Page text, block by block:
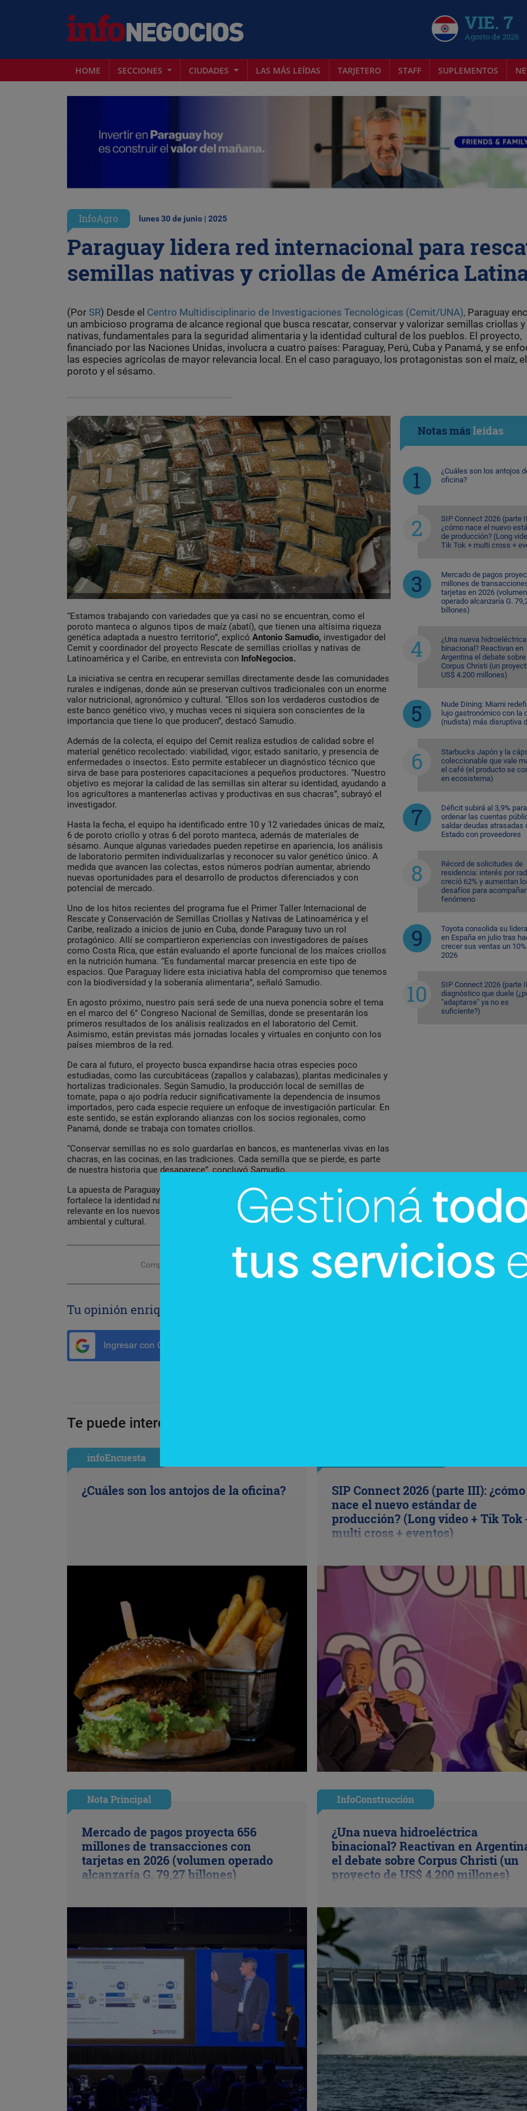
VIE. 7
Agosto de 2026
HOME SECCIONES CIUDADES LAS MÁS LEÍDAS TARJETERO STAFF SUPLEMENTOS
InfoAgro lunes 30 de junio | 2025
Paraguay lidera red internacional para
semillas nativas y criollas de América
(Por SR) Desde el Centro Multidisciplinario de Investigaciones Tecnológicas (Cemit/UNA), Paraguay
un ambicioso programa de alcance regional que busca rescatar, conservar y valorizar semillas criollas y
nativas, fundamentales para la seguridad alimentaria y la identidad cultural de los pueblos. El proyecto,
financiado por las Naciones Unidas, involucra a cuatro países: Paraguay, Perú, Cuba y Panamá, y se
las especies agrícolas de mayor relevancia local. En el caso paraguayo, los protagonistas son el maíz, el
poroto y el sésamo.
“Estamos trabajando con variedades que ya casi no se encuentran, como el
poroto manteca o algunos tipos de maíz (abatí), que tienen una altísima riqueza
genética adaptada a nuestro territorio”, explicó Antonio Samudio, investigador del
Cemit y coordinador del proyecto Rescate de semillas criollas y nativas de
Latinoamérica y el Caribe, en entrevista con InfoNegocios.
La iniciativa se centra en recuperar semillas directamente desde las comunidades
rurales e indígenas, donde aún se preservan cultivos tradicionales con un enorme
valor nutricional, agronómico y cultural. “Ellos son los verdaderos custodios de
este banco genético vivo, y muchas veces ni siquiera son conscientes de la
importancia que tiene lo que producen”, destacó Samudio.
Además de la colecta, el equipo del Cemit realiza estudios de calidad sobre el
material genético recolectado: viabilidad, vigor, estado sanitario, y presencia de
enfermedades o insectos. Esto permite establecer un diagnóstico técnico que
sirva de base para posteriores capacitaciones a pequeños productores. “Nuestro
objetivo es mejorar la calidad de las semillas sin alterar su identidad, ayudando a
los agricultores a mantenerlas activas y productivas en sus chacras”, subrayó el
investigador.
Hasta la fecha, el equipo ha identificado entre 10 y 12 variedades únicas de maíz,
6 de poroto criollo y otras 6 del poroto manteca, además de materiales de
sésamo. Aunque algunas variedades pueden repetirse en apariencia, los análisis
de laboratorio permiten individualizarlas y reconocer su valor genético único. A
medida que avancen las colectas, estos números podrían aumentar, abriendo
nuevas oportunidades para el desarrollo de productos diferenciados y con
potencial de mercado.
Uno de los hitos recientes del programa fue el Primer Taller Internacional de
Rescate y Conservación de Semillas Criollas y Nativas de Latinoamérica y el
Caribe, realizado a inicios de junio en Cuba, donde Paraguay tuvo un rol
protagónico. Allí se compartieron experiencias con investigadores de países
como Costa Rica, que están evaluando el aporte funcional de los maíces criollos
en la nutrición humana. “Es fundamental marcar presencia en este tipo de
espacios. Que Paraguay lidere esta iniciativa habla del compromiso que tenemos
con la biodiversidad y la soberanía alimentaria”, señaló Samudio.
En agosto próximo, nuestro pais será sede de una nueva ponencia sobre el tema
en el marco del 6° Congreso Nacional de Semillas, donde se presentarán los
primeros resultados de los análisis realizados en el laboratorio del Cemit.
Asimismo, están previstas más jornadas locales y virtuales en conjunto con los
países miembros de la red.
De cara al futuro, el proyecto busca expandirse hacia otras especies poco
estudiadas, como las curcubitáceas (zapallos y calabazas), plantas medicinales y
hortalizas tradicionales. Según Samudio, la producción local de semillas de
tomate, papa o ajo podría reducir significativamente la dependencia de insumos
importados, pero cada especie requiere un enfoque de investigación particular. En
este sentido, se están explorando alianzas con los socios regionales, como
Panamá, donde se trabaja con tomates criollos.
“Conservar semillas no es solo guardarlas en bancos, es mantenerlas vivas en las
chacras, en las cocinas, en las tradiciones. Cada semilla que se pierde, es parte
de nuestra historia que desaparece”, concluyó Samudio.
La apuesta de Paraguay por la biodiversidad y la agricultura sustentable no solo
fortalece la identidad nacional, sino que también posiciona al país como un actor
relevante en los nuevos modelos de desarrollo agroalimentario con enfoque
ambiental y cultural.
Compartir con tus amigos de
Tu opinión enriquece este artículo:
Ingresar con Google
Notas másleídas
¿Cuáles son los antojos
oficina?
SIP Connect 2026 (parte
¿cómo nace el nuevo
de producción? (Long
Tik Tok + multi cross +
Mercado de pagos
millones de
tarjetas en 2026 (volumen
operado alcanzaría G.
billones)
¿Una nueva hidroeléctrica
binacional? Reactivan en
Argentina el debate sobre
Corpus Christi (un
US$ 4.200 millones)
Nude Dining: Miami
lujo gastronómico con la
(nudista) más disruptiva
Starbucks Japón y la
coleccionable que vale
el café (el producto se
en ecosistema)
Déficit subirá al 3,9% para
ordenar las cuentas
saldar deudas atrasadas
Estado con proveedores
Récord de solicitudes de
residencia: interés por
creció 62% y aumentan
desafíos para
fenómeno
Toyota consolida su
en España en julio tras
crecer sus ventas un
2026
SIP Connect 2026 (parte
diagnóstico que duele
"adaptarse" ya no es
suficiente?)
Te puede interesar:
infoEncuesta
¿Cuáles son los antojos de la oficina?
SIP Connect 2026 (parte III): ¿cómo
nace el nuevo estándar de
producción? (Long video + Tik Tok
multi cross + eventos)
Nota Principal
Mercado de pagos proyecta 656
millones de transacciones con
tarjetas en 2026 (volumen operado
alcanzaría G. 79,27 billones)
InfoConstrucción
¿Una nueva hidroeléctrica
binacional? Reactivan en
el debate sobre Corpus Christi (un
proyecto de US$ 4.200 millones)